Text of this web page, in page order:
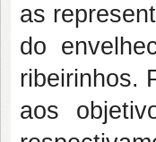
as
do
ribeirinhos.
aos